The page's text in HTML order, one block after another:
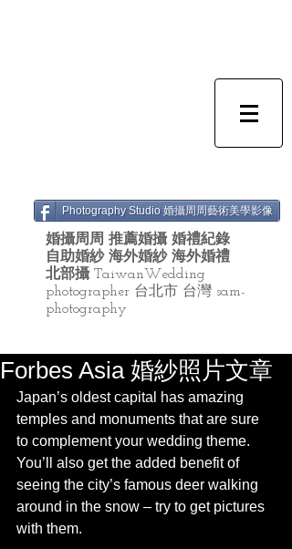
Photography Studio 婚攝周周藝術美學影像
婚攝周周 推薦婚攝 婚禮紀錄
自助婚紗 海外婚紗 海外婚禮
北部攝 TaiwanWedding
photographer 台北市 台灣 sam-
photography
Forbes Asia 婚紗照片文章
Japan’s oldest capital has amazing
temples and monuments that are sure
to complement your wedding theme.
You’ll also get the added benefit of
seeing the city’s famous deer walking
around in the snow – try to get pictures
with them.